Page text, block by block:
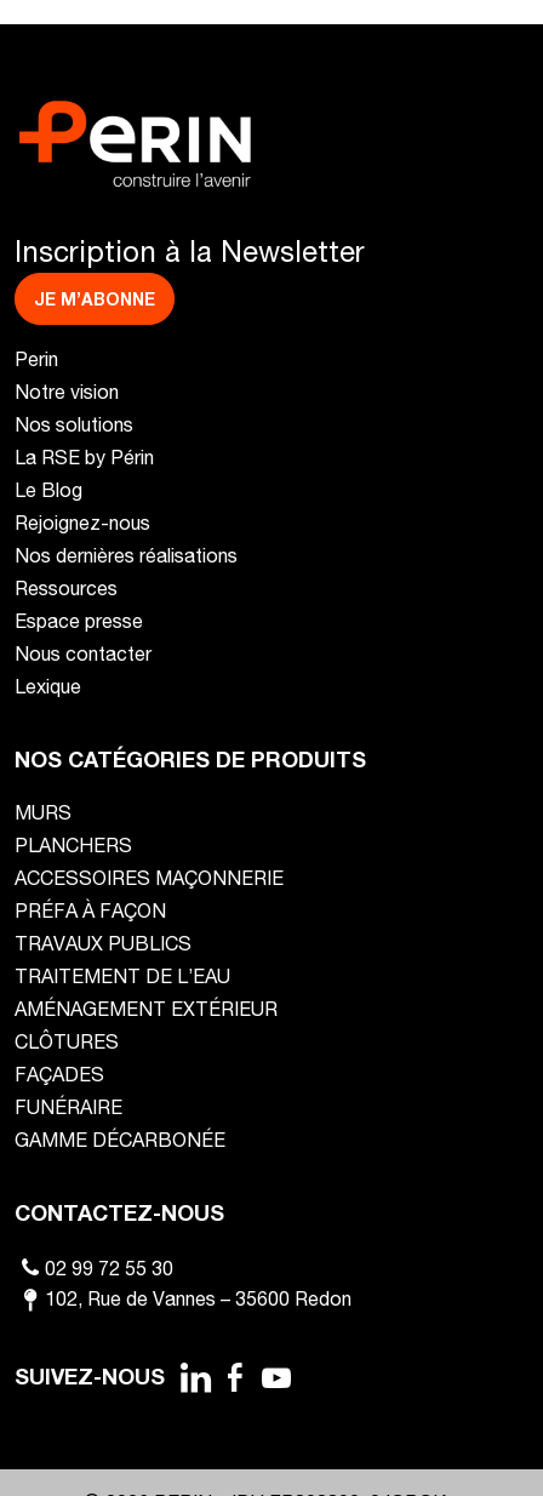
Inscription à la Newsletter
JE M’ABONNE
Perin
Notre vision
Nos solutions
La RSE by Périn
Le Blog
Rejoignez-nous
Nos dernières réalisations
Ressources
Espace presse
Nous contacter
Lexique
NOS CATÉGORIES DE PRODUITS
MURS
PLANCHERS
ACCESSOIRES MAÇONNERIE
PRÉFA À FAÇON
TRAVAUX PUBLICS
TRAITEMENT DE L’EAU
AMÉNAGEMENT EXTÉRIEUR
CLÔTURES
FAÇADES
FUNÉRAIRE
GAMME DÉCARBONÉE
CONTACTEZ-NOUS
02 99 72 55 30
102, Rue de Vannes –35600 Redon
SUIVEZ-NOUS